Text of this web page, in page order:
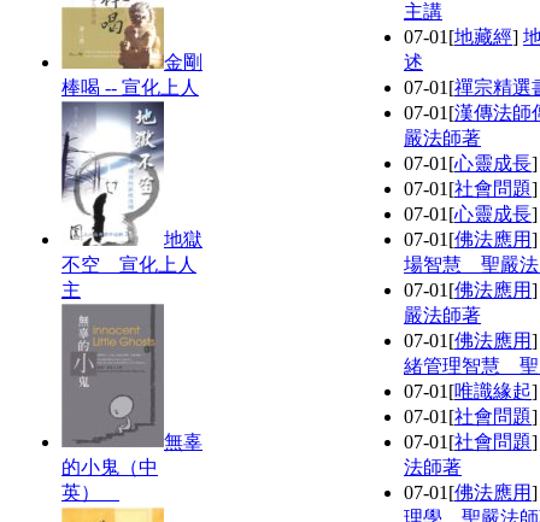
金剛
棒喝 -- 宣化上人
地獄
不空 宣化上人
主
無辜
的小鬼（中
英）
主講
07-01 [地藏經]
述
07-01 [禪宗精選
07-01 [漢傳法師
嚴法師著
07-01 [心靈成長
07-01 [社會問題
07-01 [心靈成長
07-01 [佛法應用
場智慧 聖嚴
07-01 [佛法應用
嚴法師著
07-01 [佛法應用
緒管理智慧
07-01 [唯識緣起
07-01 [社會問題
07-01 [社會問題
法師著
07-01 [佛法應用
理學 聖嚴法